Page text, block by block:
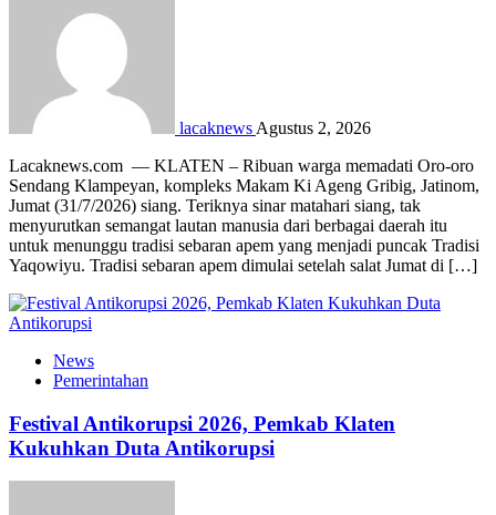
lacaknews Agustus 2, 2026
Lacaknews.com — KLATEN – Ribuan warga memadati Oro-oro
Sendang Klampeyan, kompleks Makam Ki Ageng Gribig, Jatinom,
Jumat (31/7/2026) siang. Teriknya sinar matahari siang, tak
menyurutkan semangat lautan manusia dari berbagai daerah itu
untuk menunggu tradisi sebaran apem yang menjadi puncak Tradisi
Yaqowiyu. Tradisi sebaran apem dimulai setelah salat Jumat di […]
News
Pemerintahan
Festival Antikorupsi 2026, Pemkab Klaten
Kukuhkan Duta Antikorupsi